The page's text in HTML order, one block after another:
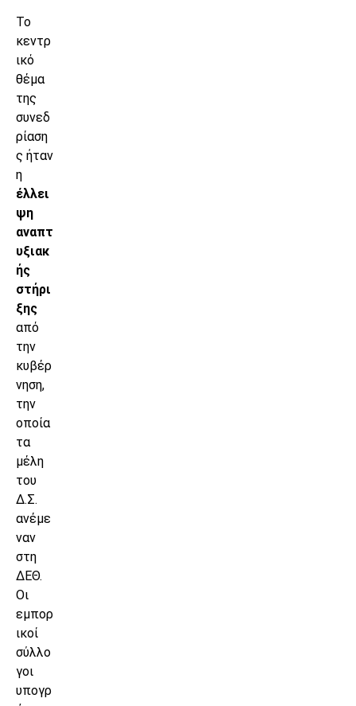
Το
κεντρ
ικό
θέμα
της
συνεδ
ρίαση
ς ήταν
η
έλλει
ψη
αναπτ
υξιακ
ής
στήρι
ξης
από
την
κυβέρ
νηση,
την
οποία
τα
μέλη
του
Δ.Σ.
ανέμε
ναν
στη
ΔΕΘ.
Οι
εμπορ
ικοί
σύλλο
γοι
υπογρ